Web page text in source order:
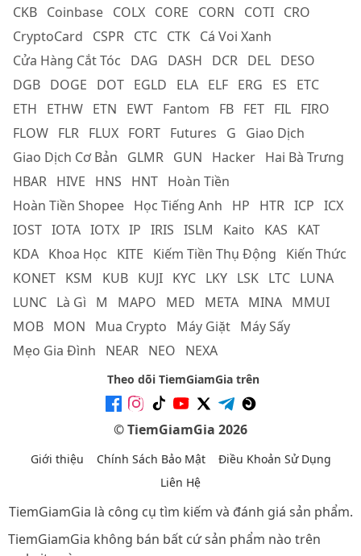
CKB Coinbase COLX CORE CORN COTI CRO
CryptoCard
CSPR CTC CTK Cá Voi Xanh
Cửa Hàng Cắt Tóc
DAG DASH DCR DEL DESO
DGB DOGE DOT EGLD ELA ELF ERG ES
ETC
ETH
ETHW ETN EWT Fantom FB FET FIL FIRO
FLOW FLR FLUX FORT Futures G
Giao Dịch
Giao Dịch Cơ Bản
GLMR GUN Hacker Hai Bà Trưng
HBAR HIVE HNS HNT Hoàn Tiền
Hoàn Tiền Shopee Học Tiếng Anh HP HTR ICP ICX
IOST IOTA IOTX IP IRIS ISLM Kaito KAS
KAT
KDA Khoa Học KITE Kiếm Tiền Thụ Động
Kiến Thức
KONET KSM KUB KUJI KYC LKY LSK LTC LUNA
LUNC Là Gì M MAPO MED META MINA MMUI
MOB MON Mua Crypto Máy Giặt Máy Sấy
Mẹo Gia Đình
NEAR NEO NEXA
Theo dõi TiemGiamGia trên
© TiemGiamGia 2026
Giới thiệu Chính Sách Bảo Mật
Điều Khoản Sử Dụng
Liên Hệ
TiemGiamGia là công cụ tìm kiếm và đánh giá sản phẩm.
TiemGiamGia không bán bất cứ sản phẩm nào trên